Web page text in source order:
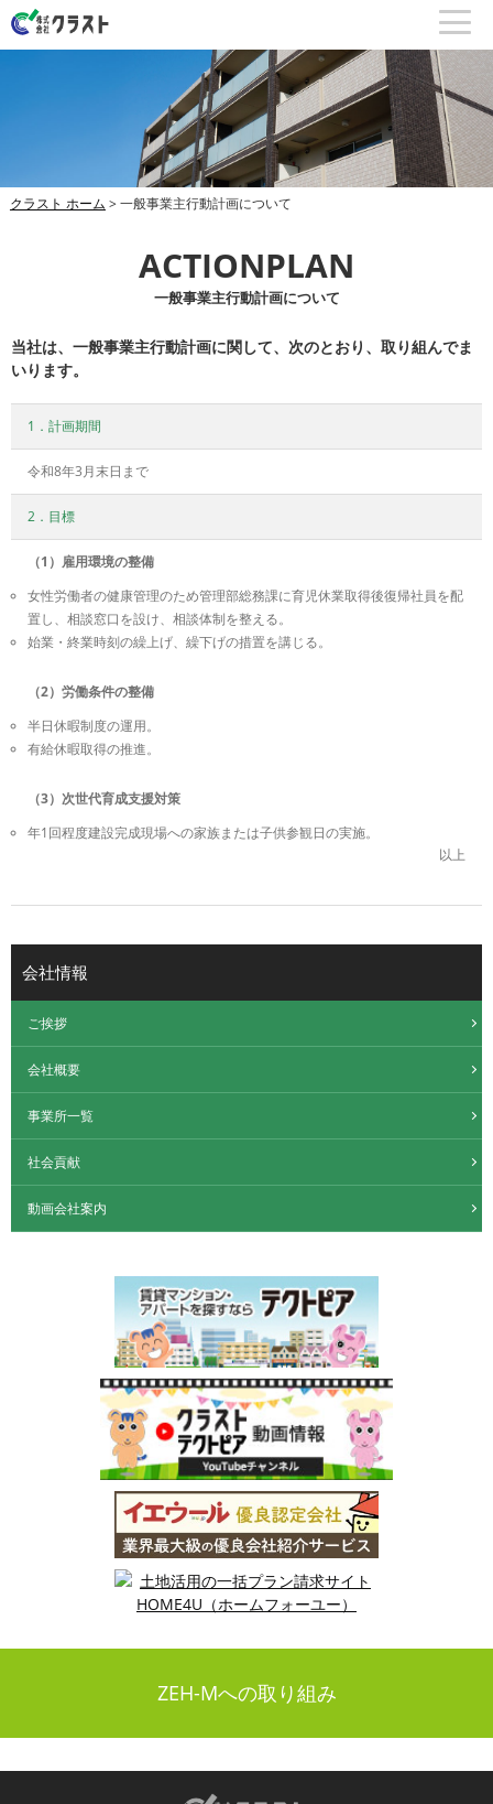
クラスト ホーム > 一般事業主行動計画について
ACTIONPLAN
一般事業主行動計画について
当社は、一般事業主行動計画に関して、次のとおり、取り組んでま
いります。
1．計画期間
令和8年3月末日まで
2．目標
（1）雇用環境の整備
女性労働者の健康管理のため管理部総務課に育児休業取得後復帰社員を配
置し、相談窓口を設け、相談体制を整える。
始業・終業時刻の繰上げ、繰下げの措置を講じる。
（2）労働条件の整備
半日休暇制度の運用。
有給休暇取得の推進。
（3）次世代育成支援対策
年1回程度建設完成現場への家族または子供参観日の実施。
以上
会社情報
ご挨拶
会社概要
事業所一覧
社会貢献
動画会社案内
ZEH-Mへの取り組み